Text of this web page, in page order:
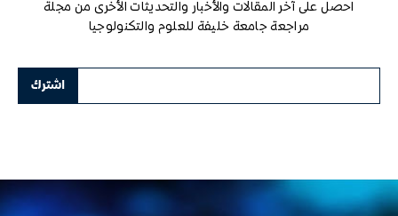
احصل على آخر المقالات والأخبار والتحديثات الأخرى من مجلة
مراجعة جامعة خليفة للعلوم والتكنولوجيا